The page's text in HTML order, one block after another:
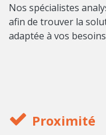
Nos spécialistes
afin de trouver la
adaptée à vos
Proximité